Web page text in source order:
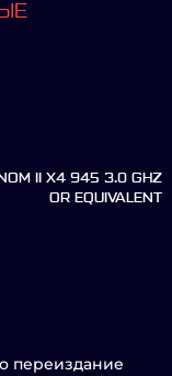
II X4 945 3.0 GHZ
OR EQUIVALENT
переиздание